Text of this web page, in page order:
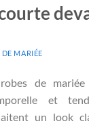
DE MARIÉE
de
et
un look